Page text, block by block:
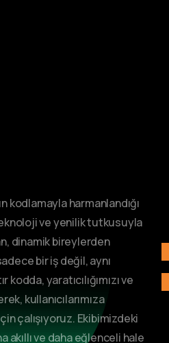
kodlamayla harmanlandığı
ve yenilik tutkusuyla
dinamik bireylerden
bir iş değil, aynı
yaratıcılığımızı ve
kullanıcılarımıza
çalışıyoruz. Ekibimizdeki
ve daha eğlenceli hale